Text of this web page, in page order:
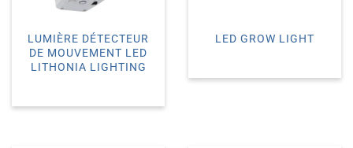
LUMIÈRE DÉTECTEUR
DE MOUVEMENT LED
LITHONIA LIGHTING
LED GROW LIGHT